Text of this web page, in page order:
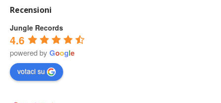
Recensioni
Jungle Records
4.6
powered by Google
votaci su